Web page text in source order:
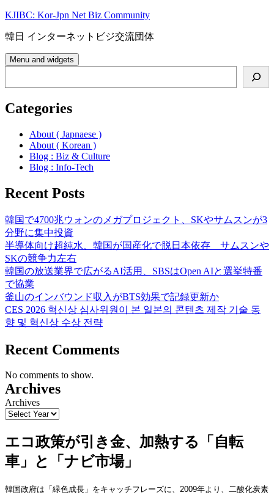
Skip
content
KJIBC: Kor-Jpn Net Biz Community
韓日 インターネットビジ交流団体
Menu and widgets
Categories
About ( Japnaese )
About ( Korean )
Blog : Biz & Culture
Blog : Info-Tech
Recent Posts
韓国で4700兆ウォンのメガプロジェクト、SKやサムスンが3
分野に集中投資
半導体向け超純水、韓国が国産化で脱日本依存 サムスンや
SKの競争力左右
韓国の放送業界で広がるAI活用、SBSはOpen AIと選挙特番
で協業
釜山のインバウンド収入がBTS効果で記録更新か
CES 2026 혁신상 심사위원이 본 일본의 콘텐츠 제작 기술 동
향 및 혁신상 수상 전략
Recent Comments
No comments to show.
Archives
Archives
エコ政策が引き金、加熱する「自転
車」と「ナビ市場」
韓国政府は「緑色成長」をキャッチフレーズに、2009年より、二酸化炭素